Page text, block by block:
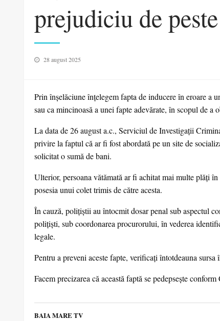
prejudiciu de
Posted
28 august 2025
Prin înșelăciune înțelegem fapta de inducere în eroare a
sau ca mincinoasă a unei fapte adevărate, în scopul de
La data de 26 august a.c., Serviciul de Investigații
privire la faptul că ar fi fost abordată pe un site de
solicitat o sumă de bani.
Ulterior, persoana vătămată ar fi achitat mai multe plăți
posesia unui colet trimis de către acesta.
În cauză, polițiștii au întocmit dosar penal sub aspectul
polițiști, sub coordonarea procurorului, în vederea
legale.
Pentru a preveni aceste fapte, verificați întotdeauna
Facem precizarea că această faptă se pedepsește
BAIA MARE TV